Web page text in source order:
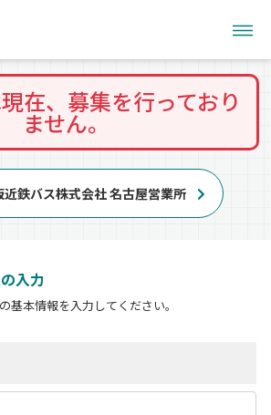
在、募集を行っており
ません。
近鉄バス株式会社 名古屋営業所
入力
基本情報を入力してください。